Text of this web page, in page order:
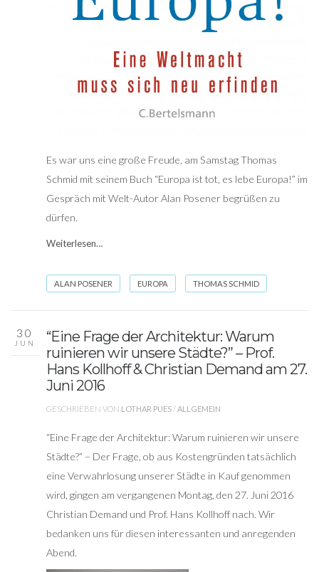
Es war uns eine große Freude, am Samstag Thomas
Schmid mit seinem Buch “Europa ist tot, es lebe Europa!” im
Gespräch mit Welt-Autor Alan Posener begrüßen zu
dürfen.
Weiterlesen…
ALAN POSENER EUROPA THOMAS SCHMID
30
JUN
“Eine Frage der Architektur: Warum
ruinieren wir unsere Städte?” – Prof.
Hans Kollhoff & Christian Demand am 27.
Juni 2016
GESCHRIEBEN VON LOTHAR PUES/ALLGEMEIN
“Eine Frage der Architektur: Warum ruinieren wir unsere
Städte?” – Der Frage, ob aus Kostengründen tatsächlich
eine Verwahrlosung unserer Städte in Kauf genommen
wird, gingen am vergangenen Montag, den 27. Juni 2016
Christian Demand und Prof. Hans Kollhoff nach. Wir
bedanken uns für diesen interessanten und anregenden
Abend.